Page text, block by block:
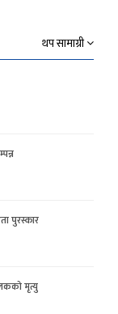
थप सामाग्री
पुरस्कार
मृत्यु